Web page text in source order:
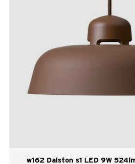
w162 Dalston s1 LED 9W